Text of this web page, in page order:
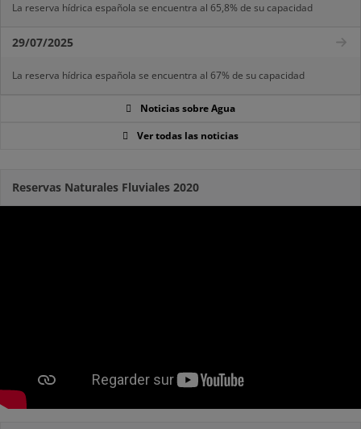
La reserva hídrica española se encuentra al 65,8% de su capacidad
29/07/2025
La reserva hídrica española se encuentra al 67% de su capacidad
Noticias sobre Agua
Ver todas las noticias
Reservas Naturales Fluviales 2020